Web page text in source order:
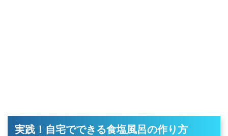
実践！自宅でできる食塩風呂の作り方